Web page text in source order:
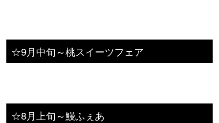
☆9月中旬～桃スイーツフェア
☆8月上旬～鰻ふぇあ